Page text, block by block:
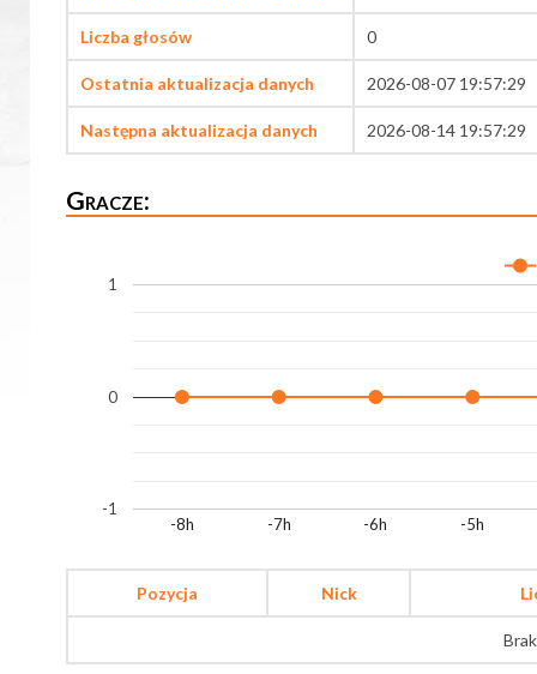
Liczba głosów 0
Ostatnia aktualizacja danych 2026-08-07 19:57:29
Następna aktualizacja danych 2026-08-14 19:57:29
Gracze:
-8h -7h -6h -5h
-1
0
1
Pozycja Nick